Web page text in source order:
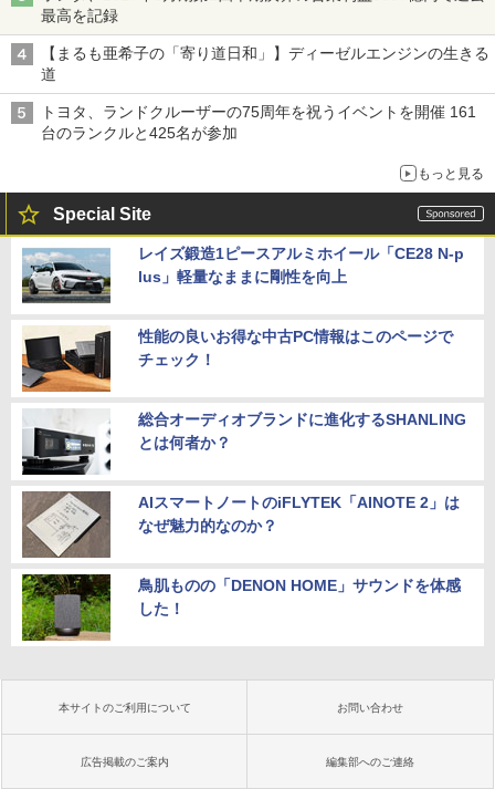
最高を記録
【まるも亜希子の「寄り道日和」】ディーゼルエンジンの生きる
道
トヨタ、ランドクルーザーの75周年を祝うイベントを開催 161
台のランクルと425名が参加
もっと見る
Special Site
レイズ鍛造1ピースアルミホイール「CE28 N-p
lus」軽量なままに剛性を向上
性能の良いお得な中古PC情報はこのページで
チェック！
総合オーディオブランドに進化するSHANLING
とは何者か？
AIスマートノートのiFLYTEK「AINOTE 2」は
なぜ魅力的なのか？
鳥肌ものの「DENON HOME」サウンドを体感
した！
本サイトのご利用について お問い合わせ
広告掲載のご案内 編集部へのご連絡